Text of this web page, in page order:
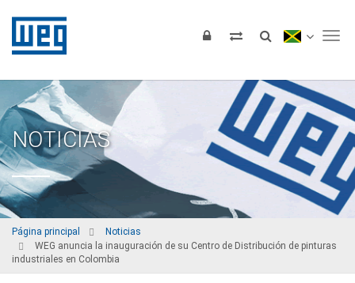
NOTICIAS
Página principal
Noticias
WEG anuncia la inauguración de su Centro de Distribución de pinturas
industriales en Colombia